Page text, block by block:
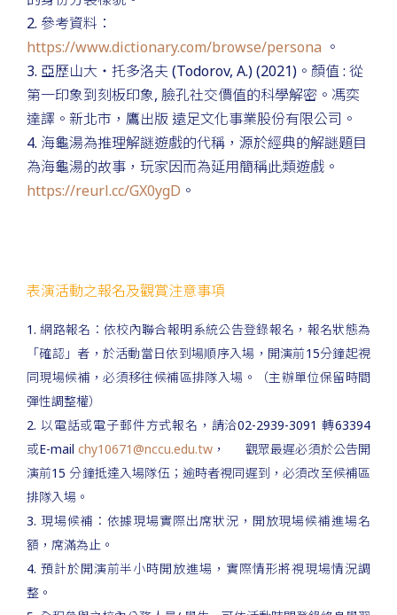
2. 參考資料：
https://www.dictionary.com/browse/persona 。
3. 亞歷山大‧托多洛夫 (Todorov, A.) (2021)。顏值 : 從
第一印象到刻板印象, 臉孔社交價值的科學解密。馮奕
達譯。新北市，鷹出版 遠足文化事業股份有限公司。
4. 海龜湯為推理解謎遊戲的代稱，源於經典的解謎題目
為海龜湯的故事，玩家因而為延用簡稱此類遊戲。
https://reurl.cc/GX0ygD 。
表演活動之報名及觀賞注意事項
1. 網路報名：依校內聯合報明系統公告登錄報名，報名狀態為
「確認」者，於活動當日依到場順序入場，開演前15分鐘起視
同現場候補，必須移往候補區排隊入場。（主辦單位保留時間
彈性調整權）
2. 以電話或電子郵件方式報名，請洽02-2939-3091 轉63394
或E-mailchy10671@nccu.edu.tw ， 觀眾最遲必須於公告開
演前15 分鐘抵達入場隊伍；逾時者視同遲到，必須改至候補區
排隊入場。
3. 現場候補：依據現場實際出席狀況，開放現場候補進場名
額，席滿為止。
4. 預計於開演前半小時開放進場，實際情形將視現場情況調
整。